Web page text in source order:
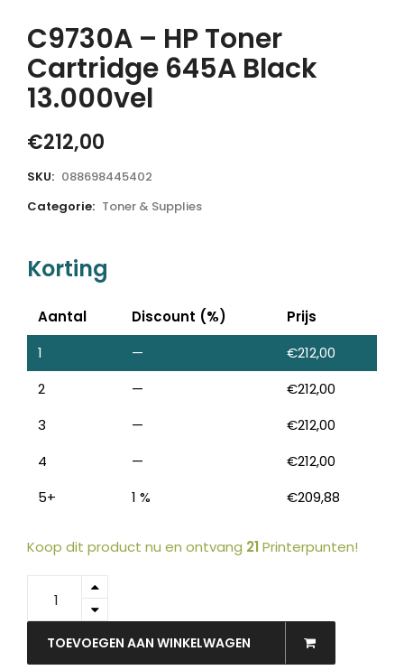
C9730A – HP Toner
Cartridge 645A Black
13.000vel
€212,00
SKU: 088698445402
Categorie: Toner & Supplies
Korting
Aantal Discount (%)
Prijs
1
— €212,00
2
— €212,00
3
— €212,00
4
— €212,00
5+
1 % €209,88
Koop dit product nu en ontvang 21Printerpunten!
HP
Toner
Cartridge
TOEVOEGEN AAN WINKELWAGEN